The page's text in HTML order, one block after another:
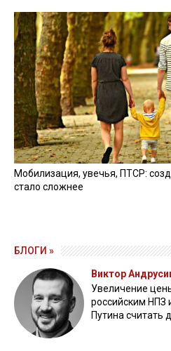
Мобилизация, увечья, ПТСР:
стало сложнее
БЛОГИ »
Виктор
Увеличение
российским НПЗ
Путина считать